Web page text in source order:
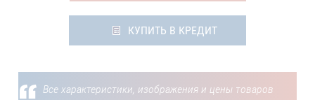
КУПИТЬ В КРЕДИТ
Все характеристики, изображения и цены товаров